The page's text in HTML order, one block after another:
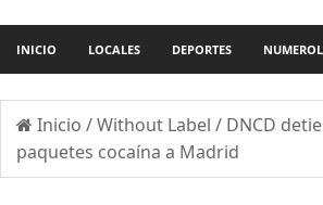
INICIO LOCALES DEPORTES
Inicio /Without Label / DNCD
paquetes cocaína a Madrid